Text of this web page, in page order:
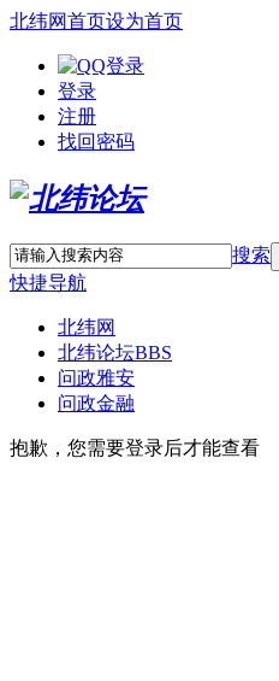
北纬网首页设为首页
登录
注册
找回密码
搜索
快捷导航
北纬网
北纬论坛BBS
问政雅安
问政金融
抱歉，您需要登录后才能查看